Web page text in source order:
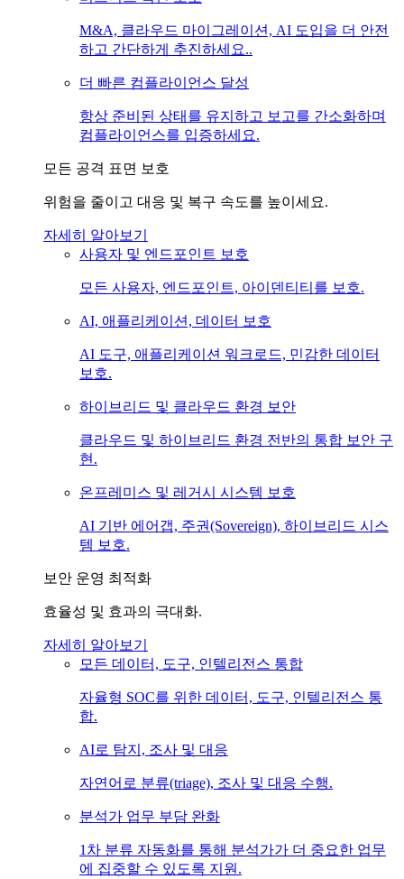
M&A, 클라우드 마이그레이션, AI 도입을 더 안전
하고 간단하게 추진하세요..
더 빠른 컴플라이언스 달성
항상 준비된 상태를 유지하고 보고를 간소화하며
컴플라이언스를 입증하세요.
모든 공격 표면 보호
위험을 줄이고 대응 및 복구 속도를 높이세요.
자세히 알아보기
사용자 및 엔드포인트 보호
모든 사용자, 엔드포인트, 아이덴티티를 보호.
AI, 애플리케이션, 데이터 보호
AI 도구, 애플리케이션 워크로드, 민감한 데이터
보호.
하이브리드 및 클라우드 환경 보안
클라우드 및 하이브리드 환경 전반의 통합 보안 구
현.
온프레미스 및 레거시 시스템 보호
AI 기반 에어갭, 주권(Sovereign), 하이브리드 시스
템 보호.
보안 운영 최적화
효율성 및 효과의 극대화.
자세히 알아보기
모든 데이터, 도구, 인텔리전스 통합
자율형 SOC를 위한 데이터, 도구, 인텔리전스 통
합.
AI로 탐지, 조사 및 대응
자연어로 분류(triage), 조사 및 대응 수행.
분석가 업무 부담 완화
1차 분류 자동화를 통해 분석가가 더 중요한 업무
에 집중할 수 있도록 지원.